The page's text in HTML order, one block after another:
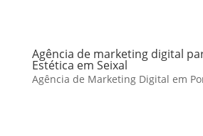
Agência de marketing digital
Estética em Seixal
Agência de Marketing Digital em